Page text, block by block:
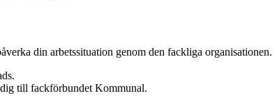
din arbetssituation genom den fackliga organisationen.
till fackförbundet Kommunal.